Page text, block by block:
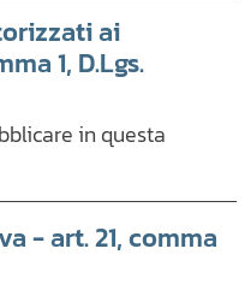
ai
1, D.Lgs.
in questa
- art. 21, comma